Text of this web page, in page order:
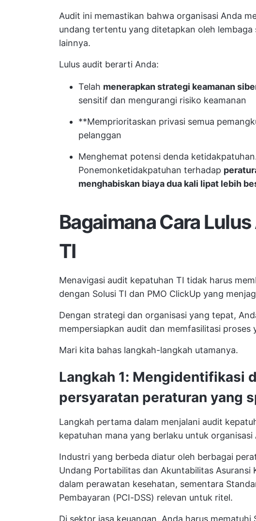
Audit ini memastikan bahwa organisasi Anda
undang tertentu yang ditetapkan oleh
lainnya.
Lulus audit berarti Anda:
Telah menerapkan strategi keamanan
sensitif dan mengurangi risiko keamanan
**Memprioritaskan privasi semua
pelanggan
Menghemat potensi denda
Ponemonketidakpatuhan terhadap
menghabiskan biaya dua kali lipat lebih
Bagaimana Cara
TI
Menavigasi audit kepatuhan TI tidak harus
dengan Solusi TI dan PMO ClickUp yang
Dengan strategi dan organisasi yang tepat,
mempersiapkan audit dan memfasilitasi proses
Mari kita bahas langkah-langkah utamanya.
Langkah 1: Mengidentifikasi
persyaratan peraturan yang
Langkah pertama dalam menjalani audit
kepatuhan mana yang berlaku untuk organisasi
Industri yang berbeda diatur oleh berbagai
Undang Portabilitas dan Akuntabilitas Asuransi
dalam perawatan kesehatan, sementara
Pembayaran (PCI-DSS) relevan untuk ritel.
Di sektor jasa keuangan, Anda harus